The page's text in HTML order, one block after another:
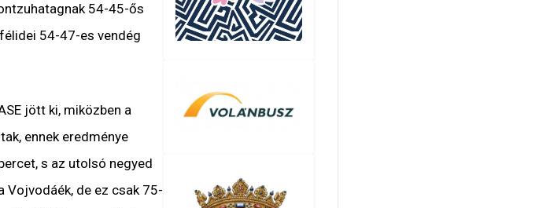
54-45-ős
54-47-es vendég
jött ki, miközben a
ennek eredménye
s az utolsó negyed
de ez csak 75-